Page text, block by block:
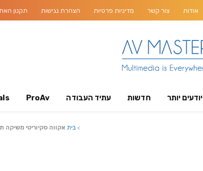
אודות צור קשר מדיניות פרטיות הצהרת נגישות תקנון
יודעים יותר חדשות עתיד העבודה ProAv
> בית אקווה סקיוריטי משיקה